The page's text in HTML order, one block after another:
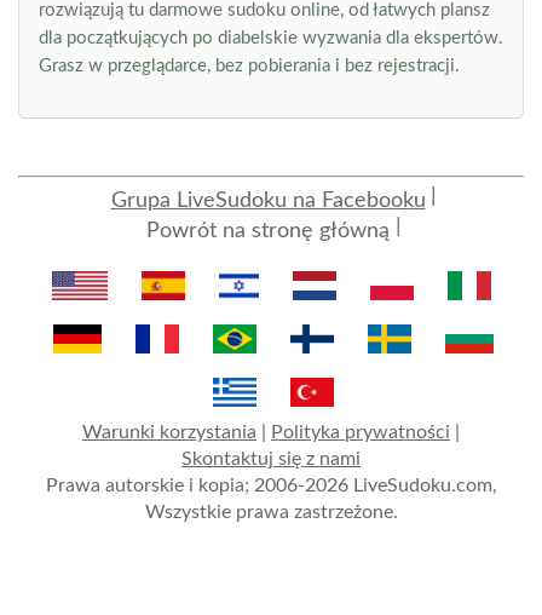
rozwiązują tu darmowe sudoku online, od łatwych plansz
dla początkujących po diabelskie wyzwania dla ekspertów.
Grasz w przeglądarce, bez pobierania i bez rejestracji.
Grupa LiveSudoku na Facebooku
Powrót na stronę główną
Warunki korzystania Polityka prywatności
Skontaktuj się z nami
Prawa autorskie i kopia; 2006-2026 LiveSudoku.com,
Wszystkie prawa zastrzeżone.